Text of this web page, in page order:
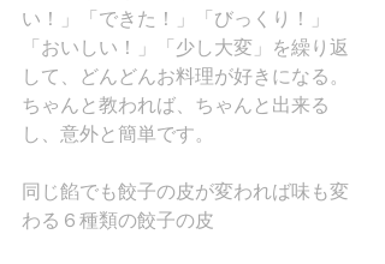
い！」「できた！」「びっくり！」
「おいしい！」「少し大変」を繰り返
して、どんどんお料理が好きになる。
ちゃんと教われば、ちゃんと出来る
し、意外と簡単です。
同じ餡でも餃子の皮が変われば味も変
わる６種類の餃子の皮